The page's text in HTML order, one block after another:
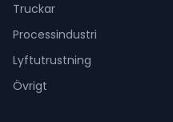
Truckar
Processindustri
Lyftutrustning
Övrigt